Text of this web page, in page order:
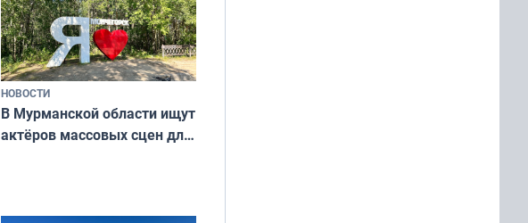
НОВОСТИ
В Мурманской области ищут
актёров массовых сцен для